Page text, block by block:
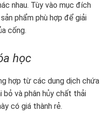
nhau. Tùy vào mục đích
phẩm phù hợp để giải
cống.
học
hợp từ các dung dịch chứa
bỏ và phân hủy chất thải
có giá thành rẻ.